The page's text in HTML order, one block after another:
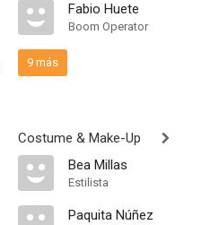
Fabio Huete
Boom Operator
9 más
Costume & Make-Up
Bea Millas
Estilista
Paquita Núñez